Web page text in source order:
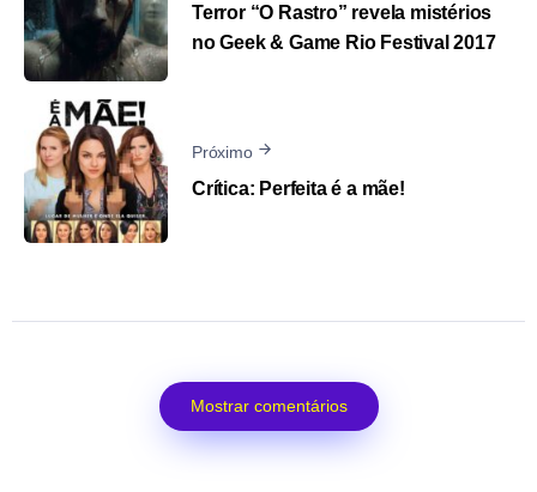
Terror “O Rastro” revela mistérios
no Geek & Game Rio Festival 2017
Próximo
Crítica: Perfeita é a mãe!
Mostrar comentários